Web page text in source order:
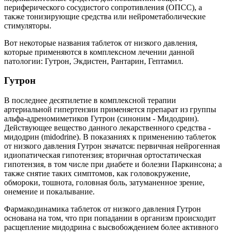
периферического сосудистого сопротивления (ОПСС), а
также тонизирующие средства или нейрометаболические
стимуляторы.
Вот некоторые названия таблеток от низкого давления,
которые применяются в комплексном лечении данной
патологии: Гутрон, Экдистен, Рантарин, Гептамил.
Гутрон
В последнее десятилетие в комплексной терапии
артериальной гипертензии применяется препарат из группы
альфа-адреномиметиков Гутрон (синоним - Мидодрин).
Действующее вещество данного лекарственного средства -
мидодрин (midodrine). В показаниях к применению таблеток
от низкого давления Гутрон значатся: первичная нейрогенная
идиопатическая гипотензия; вторичная ортостатическая
гипотензия, в том числе при диабете и болезни Паркинсона; а
также снятие таких симптомов, как головокружение,
обмороки, тошнота, головная боль, затуманенное зрение,
онемение и покалывание.
Фармакодинамика таблеток от низкого давления Гутрон
основана на том, что при попадании в организм происходит
расщепление мидодрина с высвобождением более активного